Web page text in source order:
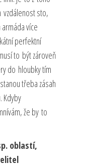
sto,
více
perfektní
to být zároveň
do hloubky tím
třeba zásah
Kdyby
že by to
oblastí,